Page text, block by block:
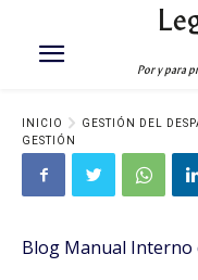
Por y para
INICIO GESTIÓN DEL
GESTIÓN
Blog Manual Interno